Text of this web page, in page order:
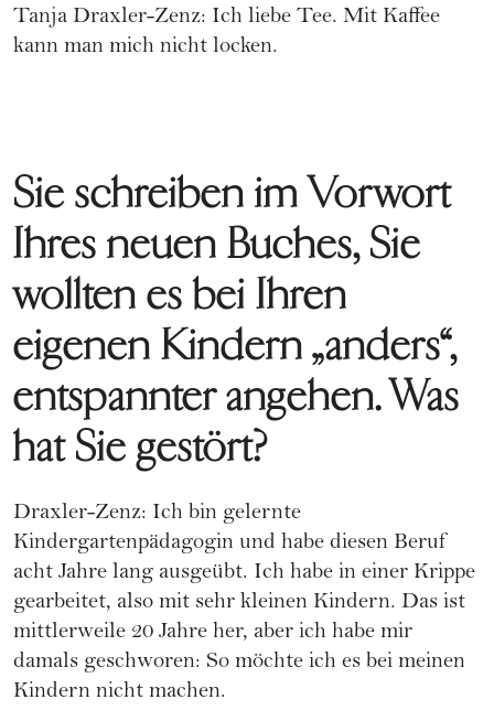
Tanja Draxler-Zenz: Ich liebe Tee. Mit Kaffee
kann man mich nicht locken.
Sie schreiben im Vorwort
Ihres neuen Buches, Sie
wollten es bei Ihren
eigenen Kindern „anders“,
entspannter angehen. Was
hat Sie gestört?
Draxler-Zenz: Ich bin gelernte
Kindergartenpädagogin und habe diesen Beruf
acht Jahre lang ausgeübt. Ich habe in einer Krippe
gearbeitet, also mit sehr kleinen Kindern. Das ist
mittlerweile 20 Jahre her, aber ich habe mir
damals geschworen: So möchte ich es bei meinen
Kindern nicht machen.